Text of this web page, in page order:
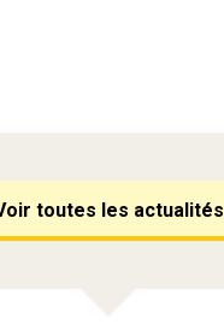
toutes les actualités